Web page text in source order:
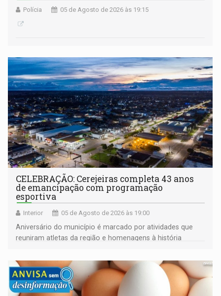
Polícia 05 de Agosto de 2026 às 19:15
CELEBRAÇÃO: Cerejeiras completa 43 anos
de emancipação com programação
esportiva
Interior 05 de Agosto de 2026 às 19:00
Aniversário do município é marcado por atividades que
reuniram atletas da região e homenagens à história